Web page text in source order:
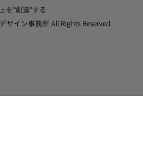
を"創造"する
イン事務所 All Rights Reserved.